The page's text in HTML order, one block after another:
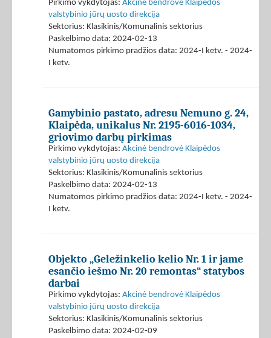
Pirkimo vykdytojas: Akcinė bendrovė Klaipėdos
valstybinio jūrų uosto direkcija
Sektorius: Klasikinis/Komunalinis sektorius
Paskelbimo data: 2024-02-13
Numatomos pirkimo pradžios data: 2024-I ketv. - 2024-
I ketv.
Gamybinio pastato, adresu Nemuno g. 24,
Klaipėda, unikalus Nr. 2195-6016-1034,
griovimo darbų pirkimas
Pirkimo vykdytojas: Akcinė bendrovė Klaipėdos
valstybinio jūrų uosto direkcija
Sektorius: Klasikinis/Komunalinis sektorius
Paskelbimo data: 2024-02-13
Numatomos pirkimo pradžios data: 2024-I ketv. - 2024-
I ketv.
Objekto „Geležinkelio kelio Nr. 1 ir jame
esančio iešmo Nr. 20 remontas“ statybos
darbai
Pirkimo vykdytojas: Akcinė bendrovė Klaipėdos
valstybinio jūrų uosto direkcija
Sektorius: Klasikinis/Komunalinis sektorius
Paskelbimo data: 2024-02-09